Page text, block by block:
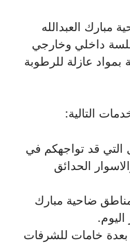
مبارك العبدالله
جلسة داخلي وخارجي
بمواد عازلة للرطوبة
التالية:
التي قد تواجهكم في
الحدائق
ضاحية مبارك
اليوم.
خامات للشرفات